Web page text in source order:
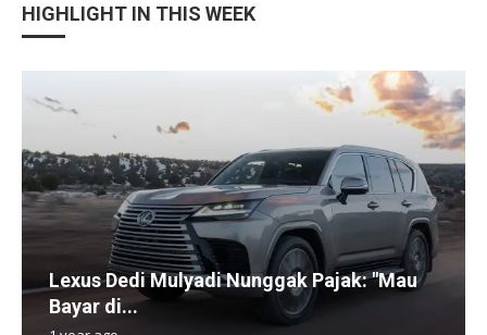
HIGHLIGHT IN THIS WEEK
Lexus Dedi Mulyadi Nunggak Pajak: "Mau
Bayar di...